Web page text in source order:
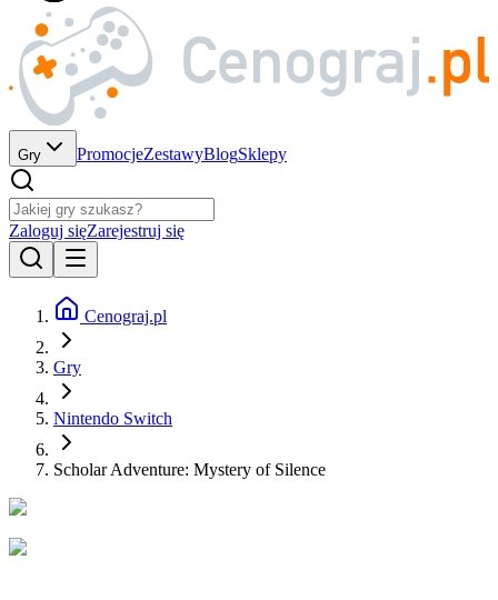
Gry PromocjeZestawyBlogSklepy
Zaloguj sięZarejestruj się
Cenograj.pl
Gry
Nintendo Switch
Scholar Adventure: Mystery of Silence